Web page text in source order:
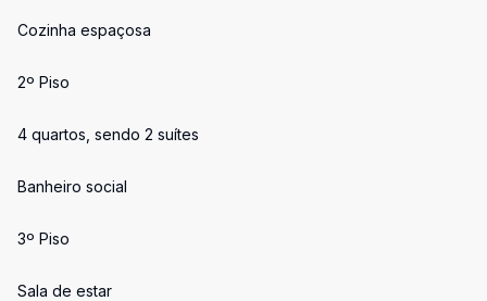
Cozinha espaçosa
2º Piso
4 quartos, sendo 2 suítes
Banheiro social
3º Piso
Sala de estar